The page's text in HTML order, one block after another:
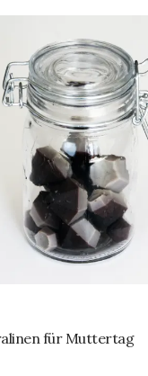
für Muttertag